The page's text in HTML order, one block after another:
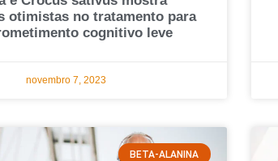
otimistas no tratamento para
cognitivo leve
novembro 7, 2023
BETA-ALANINA